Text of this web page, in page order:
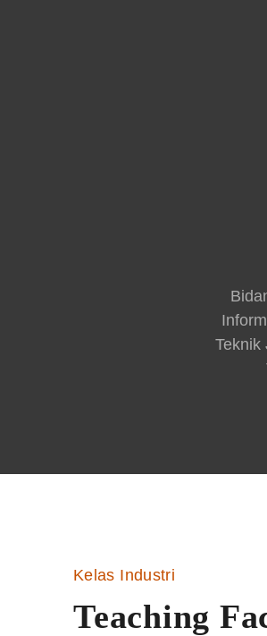
Teknik
Kelas Industri
Teaching